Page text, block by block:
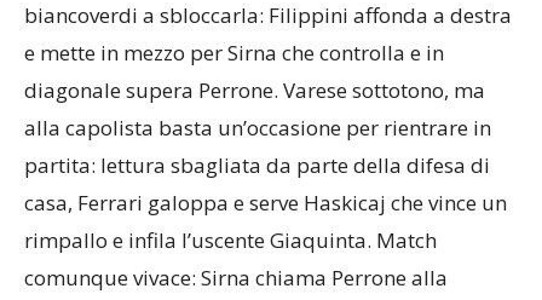
biancoverdi a sbloccarla: Filippini affonda a destra
e mette in mezzo per Sirna che controlla e in
diagonale supera Perrone. Varese sottotono, ma
alla capolista basta un’occasione per rientrare in
partita: lettura sbagliata da parte della difesa di
casa, Ferrari galoppa e serve Haskicaj che vince un
rimpallo e infila l’uscente Giaquinta. Match
comunque vivace: Sirna chiama Perrone alla